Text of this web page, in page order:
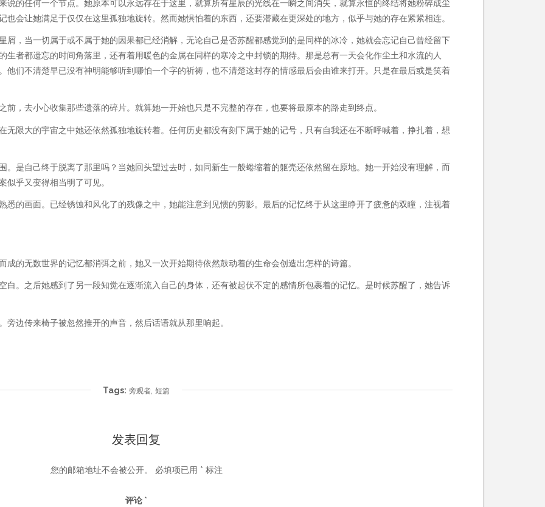
说的任何一个节点。她原本可以永远存在于这里，就算所有星辰的光线在一瞬之间消失，就算永恒的终结将她粉碎成尘
会让她满足于仅仅在这里孤独地旋转。然而她惧怕着的东西，还要潜藏在更深处的地方，似乎与她的存在紧紧相连。
屑，当一切属于或不属于她的因果都已经消解，无论自己是否苏醒都感觉到的是同样的冰冷，她就会忘记自己曾经留下
生者都遗忘的时间角落里，还有着用暖色的金属在同样的寒冷之中封锁的期待。那是总有一天会化作尘土和水流的人
他们不清楚早已没有神明能够听到哪怕一个字的祈祷，也不清楚这封存的情感最后会由谁来打开。只是在最后或是笑着
，去小心收集那些遗落的碎片。就算她一开始也只是不完整的存在，也要将最原本的路走到终点。
无限大的宇宙之中她还依然孤独地旋转着。任何历史都没有刻下属于她的记号，只有自我还在不断呼喊着，挣扎着，想
。是自己终于脱离了那里吗？当她回头望过去时，如同新生一般蜷缩着的躯壳还依然留在原地。她一开始没有理解，而
似乎又变得相当明了可见。
悉的画面。已经锈蚀和风化了的残像之中，她能注意到见惯的剪影。最后的记忆终于从这里睁开了疲惫的双瞳，注视着
的无数世界的记忆都消弭之前，她又一次开始期待依然鼓动着的生命会创造出怎样的诗篇。
白。之后她感到了另一段知觉在逐渐流入自己的身体，还有被起伏不定的感情所包裹着的记忆。是时候苏醒了，她告诉
边传来椅子被忽然推开的声音，然后话语就从那里响起。
Tags: 旁观者 短篇
发表回复
您的邮箱地址不会被公开。 必填项已用 * 标注
评论 *